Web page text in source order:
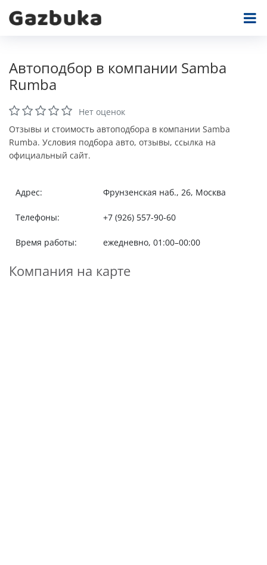
Автоподбор в компании Samba
Rumba
Нет оценок
Отзывы и стоимость автоподбора в компании Samba
Rumba. Условия подбора авто, отзывы, ссылка на
официальный сайт.
Адрес: Фрунзенская наб., 26, Москва
Телефоны: +7 (926) 557-90-60
Время работы: ежедневно, 01:00–00:00
Компания на карте